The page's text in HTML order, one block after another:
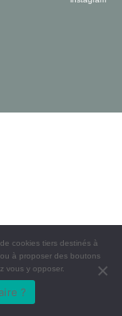
cookies tiers destinés à
à proposer des boutons
vous y opposer.
?